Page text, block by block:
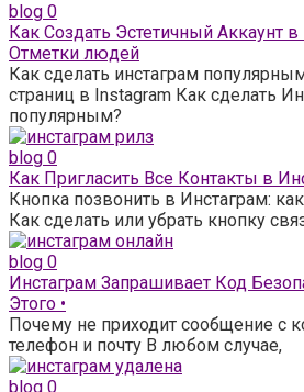
blog 0
Как Создать Эстетичный Аккаунт в
Отметки людей
Как сделать инстаграм
страниц в Instagram Как сделать
популярным?
blog 0
Как Пригласить Все Контакты в
Кнопка позвонить в Инстаграм:
Как сделать или убрать кнопку
blog 0
Инстаграм Запрашивает Код
Этого •
Почему не приходит сообщение с
телефон и почту В любом случае,
blog 0